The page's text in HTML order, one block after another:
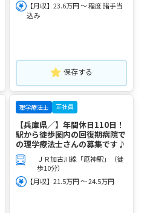
【月収】23.6万円 ～ 程度 諸手当
込み
保存する
理学療法士 正社員
【兵庫県／】年間休日110日！
駅から徒歩圏内の回復期病院で
の理学療法士さんの募集です♪
ＪＲ加古川線「厄神駅」（徒
歩10分）
【月収】21.5万円 ～ 24.5万円